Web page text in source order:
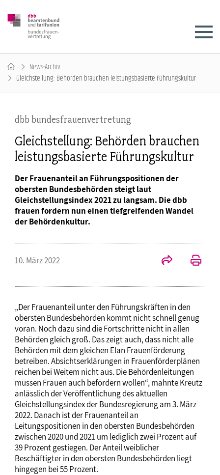
News-Archiv
Gleichstellung: Behörden brauchen leistungsbasierte Führungskultur
dbb bundesfrauenvertretung
Gleichstellung: Behörden brauchen
leistungsbasierte Führungskultur
Der Frauenanteil an Führungspositionen der
obersten Bundesbehörden steigt laut
Gleichstellungsindex 2021 zu langsam. Die dbb
frauen fordern nun einen tiefgreifenden Wandel
der Behördenkultur.
10. März 2022
„Der Frauenanteil unter den Führungskräften in den
obersten Bundesbehörden kommt nicht schnell genug
voran. Noch dazu sind die Fortschritte nicht in allen
Behörden gleich groß. Das zeigt auch, dass nicht alle
Behörden mit dem gleichen Elan Frauenförderung
betreiben. Absichtserklärungen in Frauenförderplänen
reichen bei Weitem nicht aus. Die Behördenleitungen
müssen Frauen auch befördern wollen“, mahnte Kreutz
anlässlich der Veröffentlichung des aktuellen
Gleichstellungsindex der Bundesregierung am 3. März
2022. Danach ist der Frauenanteil an
Leitungspositionen in den obersten Bundesbehörden
zwischen 2020 und 2021 um lediglich zwei Prozent auf
39 Prozent gestiegen. Der Anteil weiblicher
Beschäftigter in den obersten Bundesbehörden liegt
hingegen bei 55 Prozent.